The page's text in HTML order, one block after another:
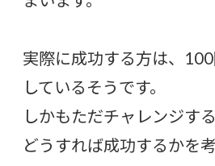
実際に成功する方は、
しているそうです。
しかもただチャレンジす
どうすれば成功するかを